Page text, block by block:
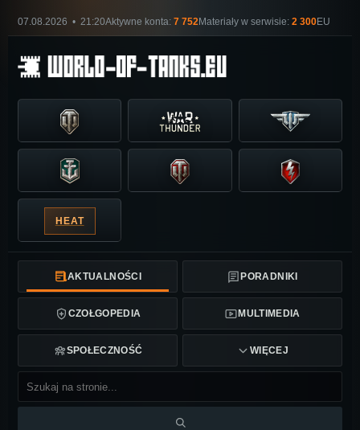
07.08.2026 • 21:20Aktywne konta: 7 752Materiały w serwisie: 2 300EU
HEAT
AKTUALNOŚCI PORADNIKI
CZOŁGOPEDIA MULTIMEDIA
SPOŁECZNOŚĆ WIĘCEJ